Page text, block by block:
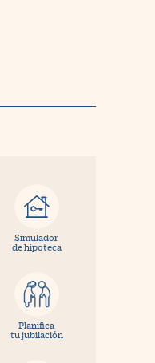
Simulador
de hipoteca
Planifica
tu jubilación